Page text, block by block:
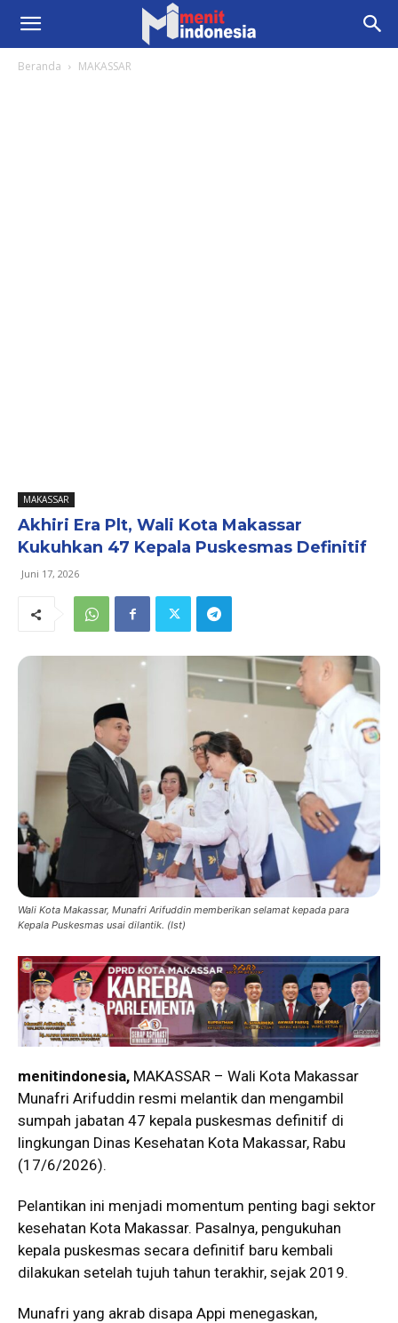
Beranda MAKASSAR
MAKASSAR
Akhiri Era Plt, Wali Kota Makassar
Kukuhkan 47 Kepala Puskesmas Definitif
Juni 17, 2026
Wali Kota Makassar, Munafri Arifuddin memberikan selamat kepada para
Kepala Puskesmas usai dilantik. (Ist)
menitindonesia, MAKASSAR – Wali Kota Makassar
Munafri Arifuddin resmi melantik dan mengambil
sumpah jabatan 47 kepala puskesmas definitif di
lingkungan Dinas Kesehatan Kota Makassar, Rabu
(17/6/2026).
Pelantikan ini menjadi momentum penting bagi sektor
kesehatan Kota Makassar. Pasalnya, pengukuhan
kepala puskesmas secara definitif baru kembali
dilakukan setelah tujuh tahun terakhir, sejak 2019.
Munafri yang akrab disapa Appi menegaskan,